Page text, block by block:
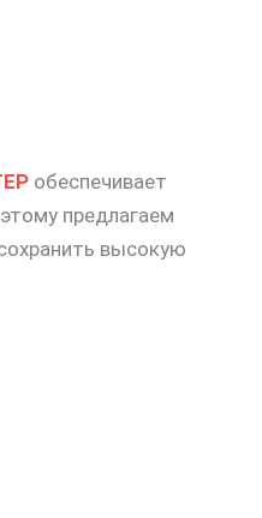
обеспечивает
предлагаем
высокую